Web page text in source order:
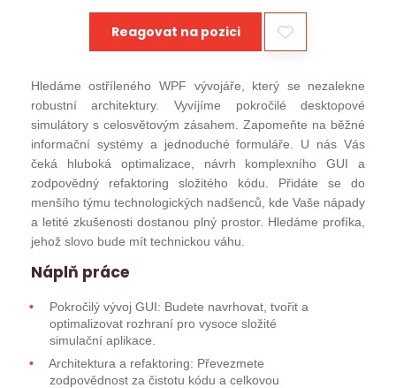
Reagovat na pozici
Hledáme ostříleného WPF vývojáře, který se nezalekne
robustní architektury. Vyvíjíme pokročilé desktopové
simulátory s celosvětovým zásahem. Zapomeňte na běžné
informační systémy a jednoduché formuláře. U nás Vás
čeká hluboká optimalizace, návrh komplexního GUI a
zodpovědný refaktoring složitého kódu. Přidáte se do
menšího týmu technologických nadšenců, kde Vaše nápady
a letité zkušenosti dostanou plný prostor. Hledáme profíka,
jehož slovo bude mít technickou váhu.
Náplň práce
Pokročilý vývoj GUI: Budete navrhovat, tvořit a
optimalizovat rozhraní pro vysoce složité
simulační aplikace.
Architektura a refaktoring: Převezmete
zodpovědnost za čistotu kódu a celkovou